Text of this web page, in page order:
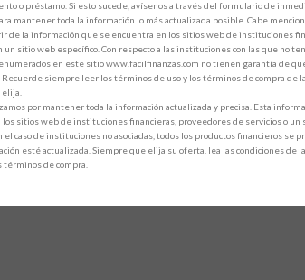
o préstamo. Si esto sucede, avísenos a través del formulario de
mantener toda la información lo más actualizada posible. Cabe
de la información que se encuentra en los sitios web de instituciones
un sitio web específico. Con respecto a las instituciones con las que no
en este sitio www.facilfinanzas.com no tienen garantía de
siempre leer los términos de uso y los términos de compra de
por mantener toda la información actualizada y precisa. Esta
sitios web de instituciones financieras, proveedores de servicios o un
el caso de instituciones no asociadas, todos los productos financieros se
esté actualizada. Siempre que elija su oferta, lea las condiciones de
de compra.